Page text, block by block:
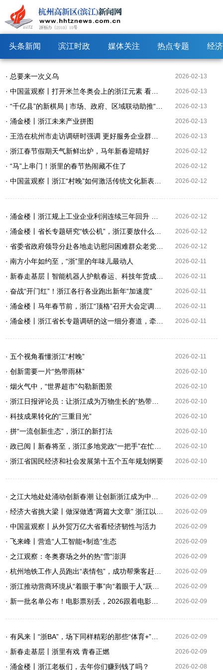
头条新闻 滨江时政 媒体关注 热点专题 经
· 总要来一次义乌 2026-02-13
2026-02-13
2026-02-13
· 涌金楼丨浙江未来产业拼图 2026-02-13
2026-02-13
· 浙江春节假期天气新鲜出炉，马年新春迎晴好 2026-02-12
· “马”上串门！浙里的春节热闹藏不住了 2026-02-12
2026-02-12
2026-02-12
2026-02-12
2026-02-12
· 南方小年如约至，“浙”里的年味儿最动人 2026-02-11
2026-02-11
· 奋战“开门红”！浙江各行各业跑出新年“加速度” 2026-02-11
2026-02-11
2026-02-11
· 五个视角看懂浙江“村晚” 2026-02-11
· 创新需要一片“热带雨林” 2026-02-10
· 烟火气中，“世界超市”勾勒新图景 2026-02-10
2026-02-10
· 科技成果转化的“三重目光” 2026-02-10
· 拼“一流创新生态”，浙江的新打法 2026-02-10
2026-02-10
· 浙江省国民经济和社会发展第十五个五年规划纲要 2026-02-10
2026-02-09
2026-02-09
· 中国蓝观察丨从外贸万亿大省看经济韧性与活力 2026-02-09
· 飞来峰丨营造“人工智能+制造”生态 2026-02-09
· 之江观察：冬奥赛场之外的热“雪”澎湃 2026-02-09
2026-02-09
2026-02-09
2026-02-09
2026-02-09
· 新春走基层丨浙里有戏 青春正燃 2026-02-09
· 涌金楼丨浙江老板们，去年你们赚到钱了吗？ 2026-02-08